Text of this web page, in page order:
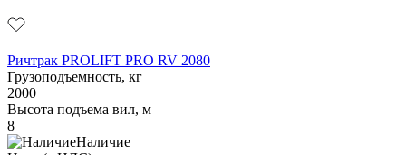
Ричтрак PROLIFT PRO RV 2080
Грузоподъемность, кг
2000
Высота подъема вил, м
8
Наличие